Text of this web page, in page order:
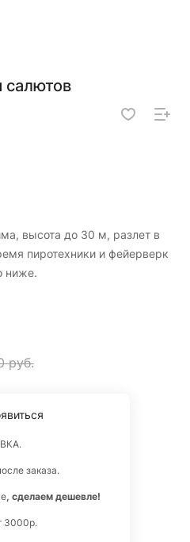
салютов
высота до 30 м, разлет в
пиротехники и фейерверк
ниже.
руб.
заказа.
, сделаем дешевле!
3000р.